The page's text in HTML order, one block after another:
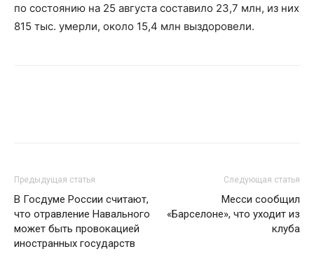
по состоянию на 25 августа составило 23,7 млн, из них
815 тыс. умерли, около 15,4 млн выздоровели.
Предыдущая статья
В Госдуме России считают,
что отравление Навального
может быть провокацией
иностранных государств
Следующая статья
Месси сообщил
«Барселоне», что уходит из
клуба